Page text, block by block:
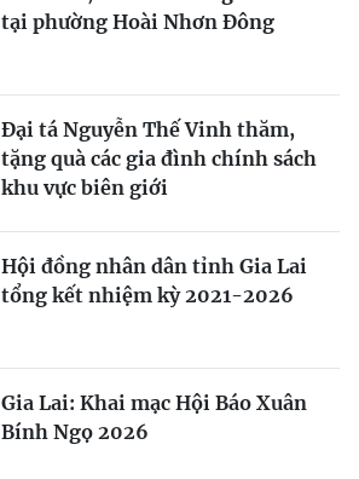
tại phường Hoài Nhơn Đông
Đại tá Nguyễn Thế Vinh thăm,
tặng quà các gia đình chính sách
khu vực biên giới
Hội đồng nhân dân tỉnh Gia Lai
tổng kết nhiệm kỳ 2021-2026
Gia Lai: Khai mạc Hội Báo Xuân
Bính Ngọ 2026